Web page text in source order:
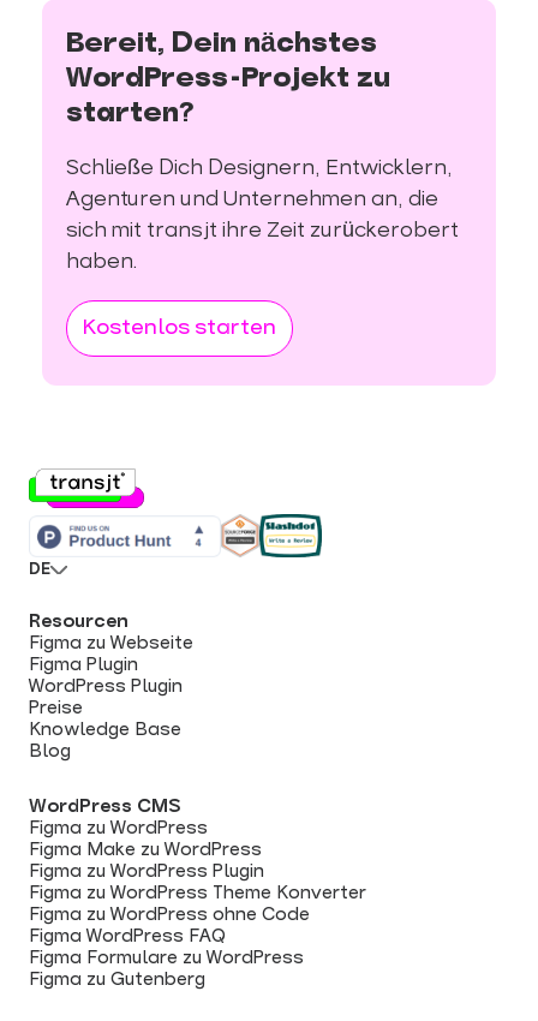
Bereit, Dein nächstes
WordPress-Projekt zu
starten?
Schließe Dich Designern, Entwicklern,
Agenturen und Unternehmen an, die
sich mit transjt ihre Zeit zurückerobert
haben.
Kostenlos starten
Resourcen
Figma zu Webseite
Figma Plugin
WordPress Plugin
Preise
Knowledge Base
Blog
WordPress CMS
Figma zu WordPress
Figma Make zu WordPress
Figma zu WordPress Plugin
Figma zu WordPress Theme Konverter
Figma zu WordPress ohne Code
Figma WordPress FAQ
Figma Formulare zu WordPress
Figma zu Gutenberg
DE